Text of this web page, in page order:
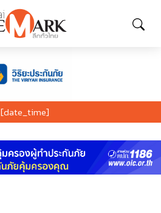
[date_time]